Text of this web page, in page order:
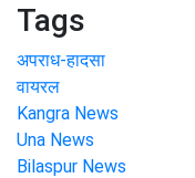
Tags
अपराध-हादसा
वायरल
Kangra News
Una News
Bilaspur News